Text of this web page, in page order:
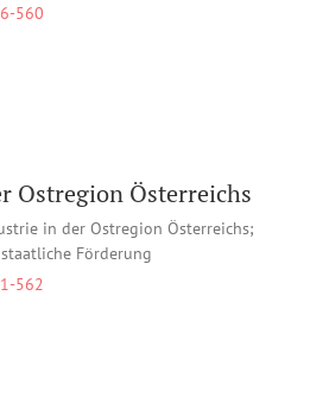
560
Ostregion Österreichs
in der Ostregion Österreichs;
Förderung
562